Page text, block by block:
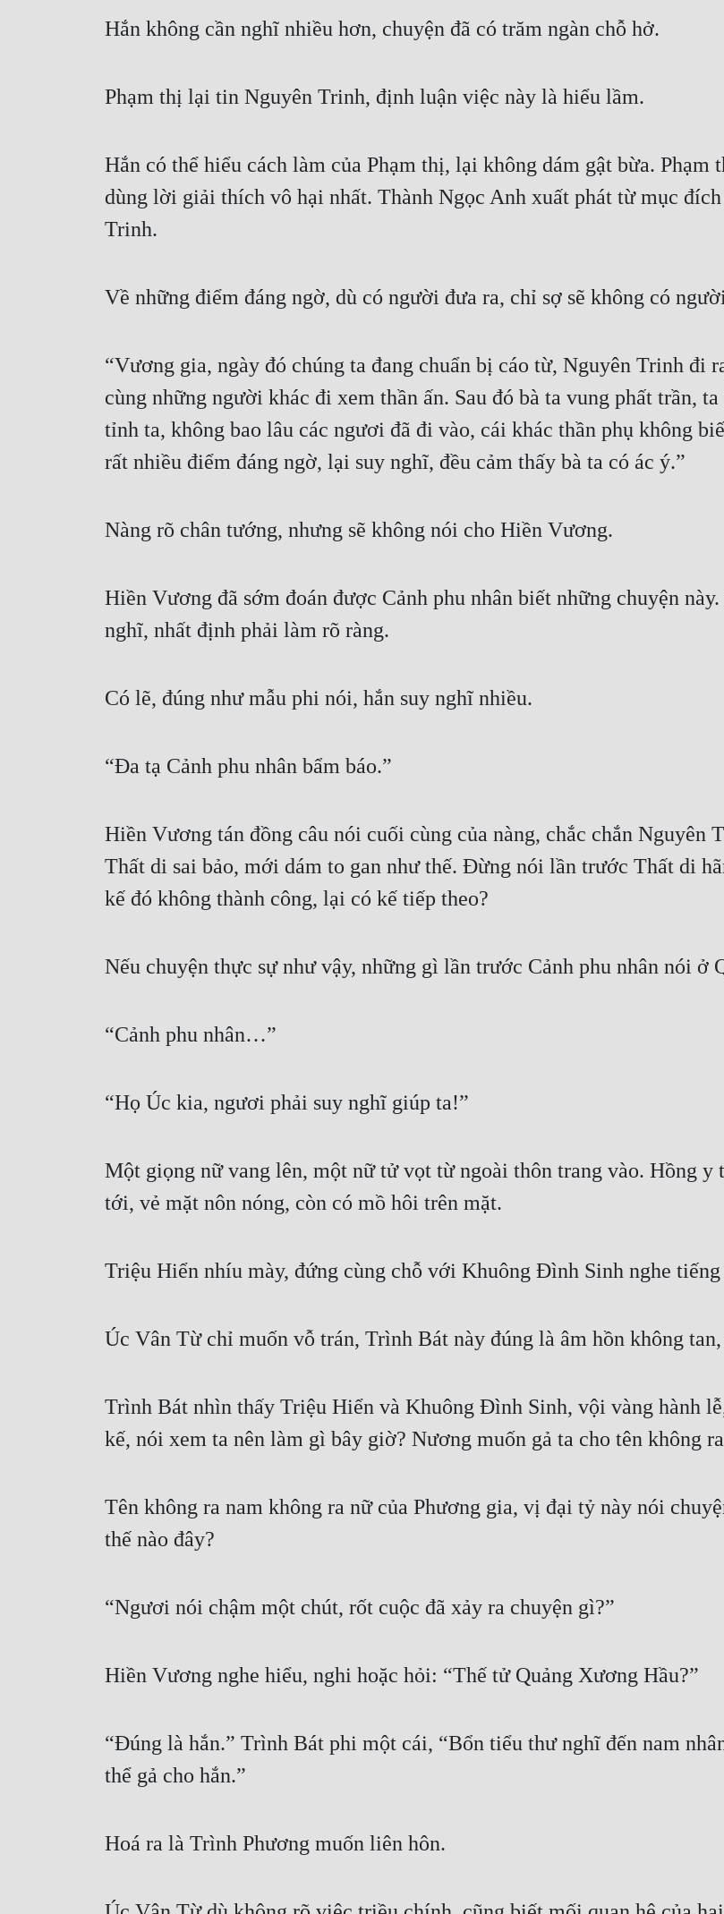
Hắn không cần nghĩ nhiều hơn, chuyện đã có trăm ngàn chỗ hở.
Phạm thị lại tin Nguyên Trinh, định luận việc này là hiểu lầm.
Hắn có thể hiểu cách làm của Phạm thị, lại không dám gật bừa. Phạm
dùng lời giải thích vô hại nhất. Thành Ngọc Anh xuất phát từ mục
Trinh.
Về những điểm đáng ngờ, dù có người đưa ra, chỉ sợ sẽ không có
“Vương gia, ngày đó chúng ta đang chuẩn bị cáo từ, Nguyên Trinh đi
cùng những người khác đi xem thần ấn. Sau đó bà ta vung phất trần,
tỉnh ta, không bao lâu các ngươi đã đi vào, cái khác thần phụ không
rất nhiều điểm đáng ngờ, lại suy nghĩ, đều cảm thấy bà ta có ác ý.”
Nàng rõ chân tướng, nhưng sẽ không nói cho Hiền Vương.
Hiền Vương đã sớm đoán được Cảnh phu nhân biết những chuyện
nghĩ, nhất định phải làm rõ ràng.
Có lẽ, đúng như mẫu phi nói, hắn suy nghĩ nhiều.
“Đa tạ Cảnh phu nhân bẩm báo.”
Hiền Vương tán đồng câu nói cuối cùng của nàng, chắc chắn Nguyên
Thất di sai bảo, mới dám to gan như thế. Đừng nói lần trước Thất di
kế đó không thành công, lại có kế tiếp theo?
Nếu chuyện thực sự như vậy, những gì lần trước Cảnh phu nhân nói ở
“Cảnh phu nhân…”
“Họ Úc kia, ngươi phải suy nghĩ giúp ta!”
Một giọng nữ vang lên, một nữ tử vọt từ ngoài thôn trang vào. Hồng y
tới, vẻ mặt nôn nóng, còn có mồ hôi trên mặt.
Triệu Hiển nhíu mày, đứng cùng chỗ với Khuông Đình Sinh nghe
Úc Vân Từ chỉ muốn vỗ trán, Trình Bát này đúng là âm hồn không
Trình Bát nhìn thấy Triệu Hiển và Khuông Đình Sinh, vội vàng hành
kế, nói xem ta nên làm gì bây giờ? Nương muốn gả ta cho tên không
Tên không ra nam không ra nữ của Phương gia, vị đại tỷ này nói
thế nào đây?
“Ngươi nói chậm một chút, rốt cuộc đã xảy ra chuyện gì?”
Hiền Vương nghe hiểu, nghi hoặc hỏi: “Thế tử Quảng Xương Hầu?”
“Đúng là hắn.” Trình Bát phi một cái, “Bổn tiểu thư nghĩ đến nam
thể gả cho hắn.”
Hoá ra là Trình Phương muốn liên hôn.